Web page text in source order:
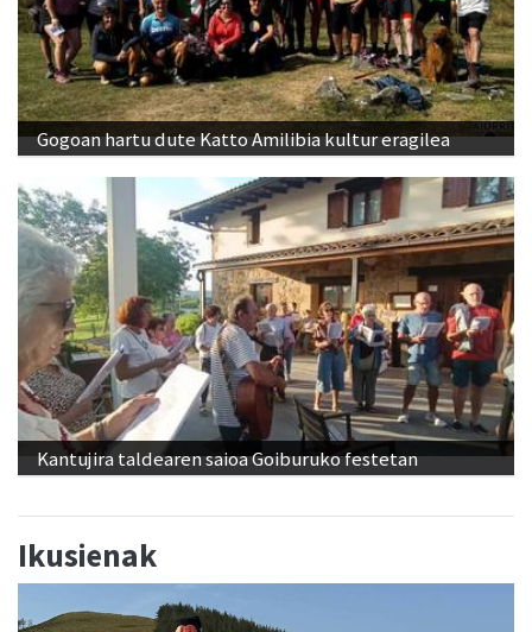
Gogoan hartu dute Katto Amilibia kultur eragilea
Kantujira taldearen saioa Goiburuko festetan
Ikusienak